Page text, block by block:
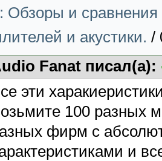
Обзоры и
и акустики. /
Fanat писал(а):
эти
100 разных
фирм с
и